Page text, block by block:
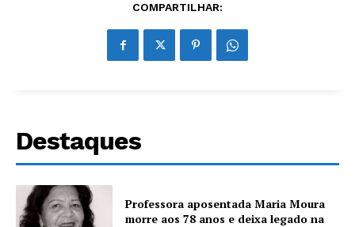
COMPARTILHAR:
Destaques
Professora aposentada Maria Moura
morre aos 78 anos e deixa legado na